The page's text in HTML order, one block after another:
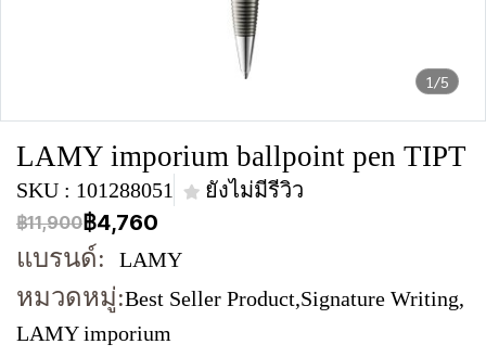
1/5
LAMY imporium ballpoint pen TIPT
SKU : 101288051 ยังไม่มีรีวิว
฿11,900฿4,760
แบรนด์: LAMY
หมวดหมู่:Best Seller Product,Signature Writing,
LAMY imporium